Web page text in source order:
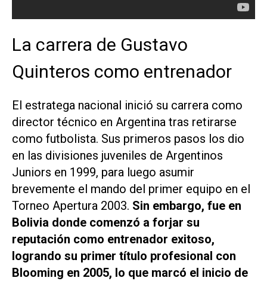
La carrera de Gustavo
Quinteros como entrenador
El estratega nacional inició su carrera como
director técnico en Argentina tras retirarse
como futbolista. Sus primeros pasos los dio
en las divisiones juveniles de Argentinos
Juniors en 1999, para luego asumir
brevemente el mando del primer equipo en el
Torneo Apertura 2003. Sin embargo, fue en
Bolivia donde comenzó a forjar su
reputación como entrenador exitoso,
logrando su primer título profesional con
Blooming en 2005, lo que marcó el inicio de